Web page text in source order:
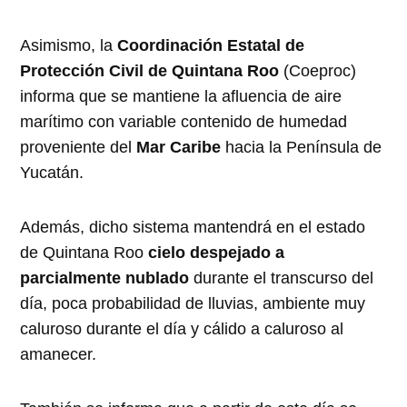
Asimismo, laCoordinación Estatal de
Protección Civil de Quintana Roo (Coeproc)
informa que se mantiene la afluencia de aire
marítimo con variable contenido de humedad
proveniente del Mar Caribe hacia la Península de
Yucatán.
Además, dicho sistema mantendrá en el estado
de Quintana Roocielo despejado a
parcialmente nubladodurante el transcurso del
día, poca probabilidad de lluvias, ambiente muy
caluroso durante el día y cálido a caluroso al
amanecer.